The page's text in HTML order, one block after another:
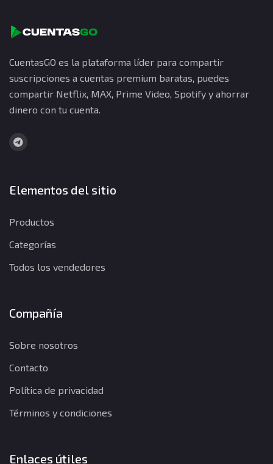
CuentasGO es la plataforma líder para compartir
suscripciones a cuentas premium baratas, puedes
compartir Netflix, MAX, Prime Video, Spotify y ahorrar
dinero con tu cuenta.
Elementos del sitio
Productos
Categorías
Todos los vendedores
Compañía
Sobre nosotros
Contacto
Política de privacidad
Términos y condiciones
Enlaces útiles